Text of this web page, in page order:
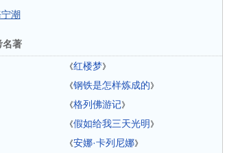
潮
名著
《红楼梦》
《钢铁是怎样炼成的》
《格列佛游记》
《假如给我三天光明 》
《安娜·卡列尼娜》